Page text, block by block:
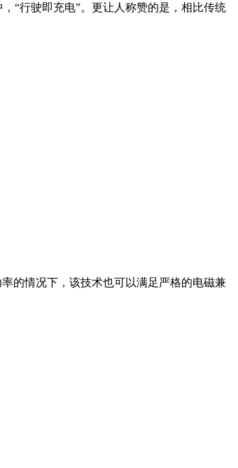
“行驶即充电”。更让人称赞的是，相比传统
的情况下，该技术也可以满足严格的电磁兼